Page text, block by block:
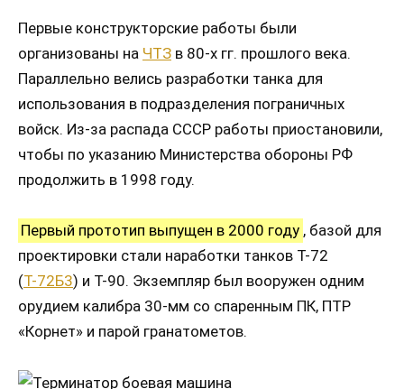
Первые конструкторские работы были
организованы на ЧТЗ в 80-х гг. прошлого века.
Параллельно велись разработки танка для
использования в подразделения пограничных
войск. Из-за распада СССР работы приостановили,
чтобы по указанию Министерства обороны РФ
продолжить в 1998 году.
Первый прототип выпущен в 2000 году , базой для
проектировки стали наработки танков Т-72
(Т-72Б3) и Т-90. Экземпляр был вооружен одним
орудием калибра 30-мм со спаренным ПК, ПТР
«Корнет» и парой гранатометов.